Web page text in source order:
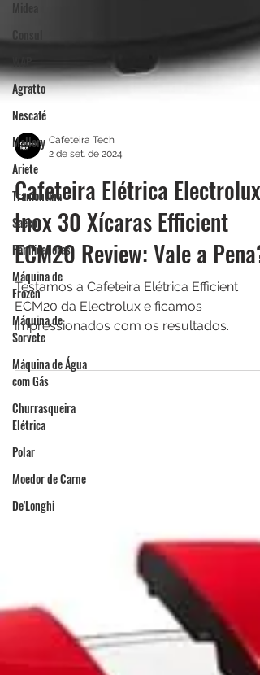
Midea
Agratto
Nescafé
Mallory
Ariete
Tramontina
Saeco
Panificadoras
Máquina de
Frozen
Máquina de
Sorvete
Máquina de Água
com Gás
Churrasqueira
Elétrica
Polar
Moedor de Carne
De'Longhi
Cafeteira Tech
2 de set. de 2024
Cafeteira Elétrica Electrolux
Inox 30 Xícaras Efficient
ECM20 Review: Vale a Pena?
Testamos a Cafeteira Elétrica Efficient
ECM20 da Electrolux e ficamos
impressionados com os resultados.